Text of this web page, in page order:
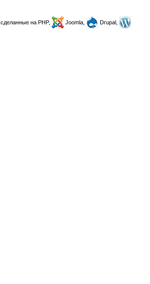
, сделанные на PHP, Joomla,
Drupal,